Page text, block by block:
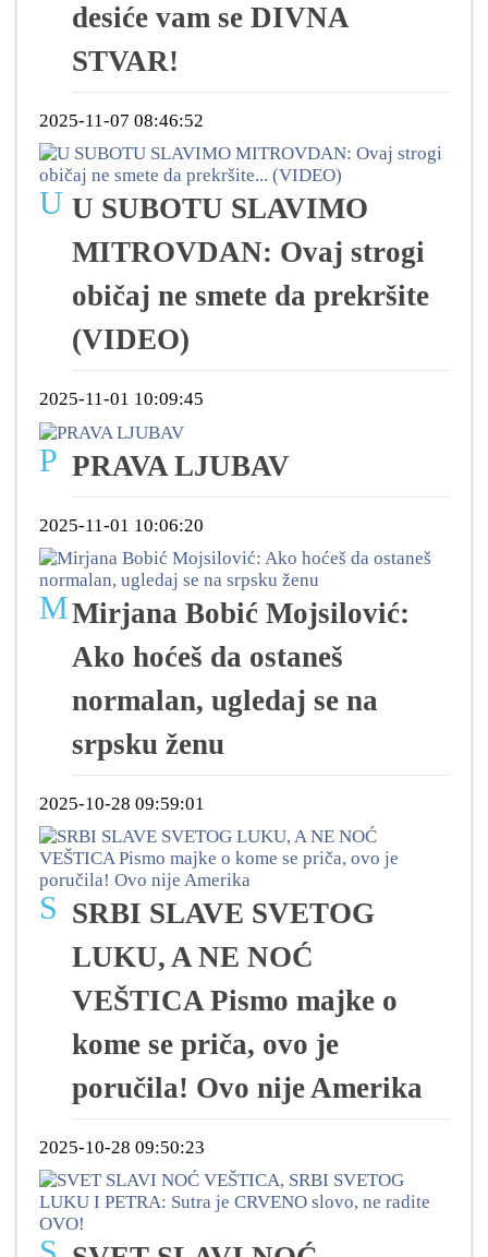
desiće vam se DIVNA
STVAR!
2025-11-07 08:46:52
U U SUBOTU SLAVIMO
MITROVDAN: Ovaj strogi
običaj ne smete da prekršite
(VIDEO)
2025-11-01 10:09:45
P PRAVA LJUBAV
2025-11-01 10:06:20
MMirjana Bobić Mojsilović:
Ako hoćeš da ostaneš
normalan, ugledaj se na
srpsku ženu
2025-10-28 09:59:01
S SRBI SLAVE SVETOG
LUKU, A NE NOĆ
VEŠTICA Pismo majke o
kome se priča, ovo je
poručila! Ovo nije Amerika
2025-10-28 09:50:23